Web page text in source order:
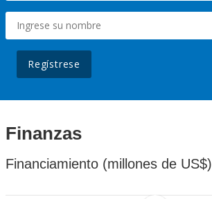
Regístrese
Finanzas
Financiamiento (millones de US$)